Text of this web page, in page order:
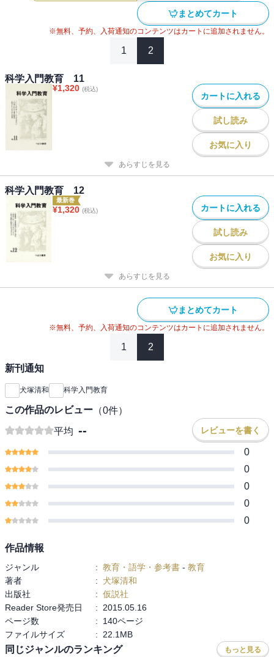
子/授業書案〈脊椎動物の分類と進化（第2部） 増山明夫/『科学入
門教育』全12集分類総目録 井藤伸比古編，ほか
まとめてカート
※無料、予約、入荷通知のコンテンツはカートに追加されません。
1 2
科学入門教育 11
¥1,320 (税込)
カートに入れる
試し読み
お気に入り
あらすじを見る
科学入門教育 12
最新巻
¥1,320 (税込) カートに入れる
試し読み
お気に入り
あらすじを見る
まとめてカート
※無料、予約、入荷通知のコンテンツはカートに追加されません。
1 2
新刊通知
犬塚清和 科学入門教育
この作品のレビュー （0件）
平均 -- レビューを書く
0
0
0
0
0
作品情報
ジャンル : 教育・語学・参考書 - 教育
著者
: 犬塚清和
出版社
: 仮説社
Reader Store発売日
:
2015.05.16
ページ数
:
140ページ
ファイルサイズ
: 22.1MB
同じジャンルのランキング もっと見る